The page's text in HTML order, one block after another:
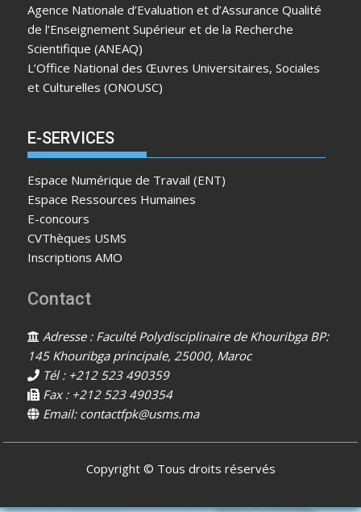
Agence Nationale d’Evaluation et d’Assurance Qualité
de l’Enseignement Supérieur et de la Recherche
Scientifique (ANEAQ)
L’Office National des Œuvres Universitaires, Sociales
et Culturelles (ONOUSC)
E-SERVICES
Espace Numérique de Travail (ENT)
Espace Ressources Humaines
E-concours
CVThèques USMS
Inscriptions AMO
Contact
Adresse : Faculté Polydisciplinaire de Khouribga BP:
145 Khouribga principale, 25000, Maroc
Tél : +212 523 490359
Fax : +212 523 490354
Email: contactfpk@usms.ma
Copyright © Tous droits réservés